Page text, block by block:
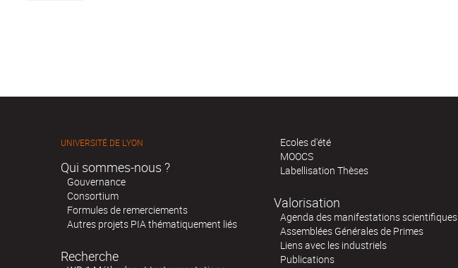
UNIVERSITÉ DE LYON
Qui sommes-nous ?
Gouvernance
Consortium
Formules de remerciements
Autres projets PIA thématiquement liés
Recherche
Ecoles d'été
MOOCS
Labellisation Thèses
Valorisation
Agenda des manifestations scientifiques
Assemblées Générales de Primes
Liens avec les industriels
Publications